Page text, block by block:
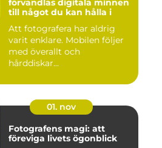
förvandlas digitala minnen
till något du kan hålla i
Att fotografera har aldrig
varit enklare. Mobilen följer
med överallt och
hårddiskar...
01. nov
Fotografens magi: att
föreviga livets ögonblick